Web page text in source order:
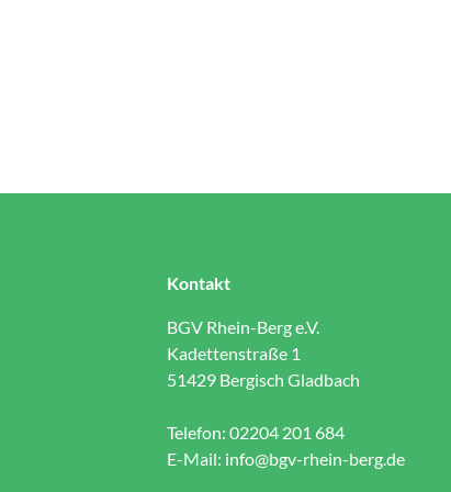
Kontakt
BGV Rhein-Berg e.V.
Kadettenstraße 1
51429 Bergisch Gladbach
Telefon: 02204 201 684
E-Mail: info@bgv-rhein-berg.de